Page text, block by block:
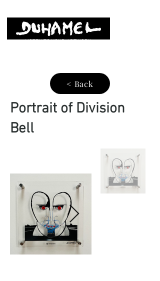
LISTEN TO YOUR ARTWORK
< Back
Portrait of Division
Bell